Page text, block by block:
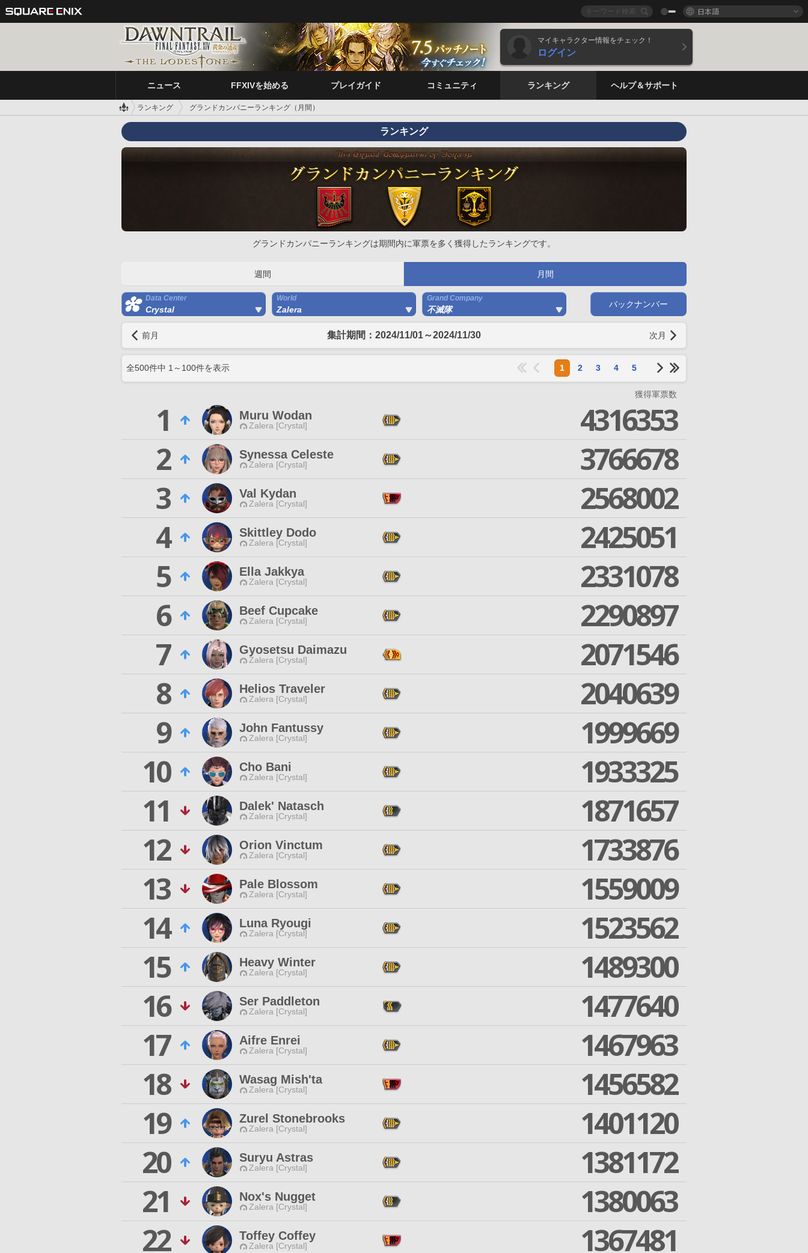
日本語
マイキャラクター情報をチェック！
ログイン
ニュース FFXIVを始める プレイガイド コミュニティ ランキング ヘルプ＆サポート
ランキング グランドカンパニーランキング（月間）
ランキング
グランドカンパニーランキングは期間内に軍票を多く獲得したランキングです。
週間 月間
Data Center
Crystal
World
Zalera
Grand Company
不滅隊
バックナンバー
前月 集計期間：2024/11/01～2024/11/30 次月
全500件中 1 ～ 100件を表示 1 2 3 4 5
獲得軍票数
1 Muru Wodan
Zalera [Crystal]
4316353
2
Synessa Celeste
Zalera [Crystal]
3766678
3
Val Kydan
Zalera [Crystal]
2568002
4
Skittley Dodo
Zalera [Crystal]
2425051
5
Ella Jakkya
Zalera [Crystal]
2331078
6
Beef Cupcake
Zalera [Crystal]
2290897
7
Gyosetsu Daimazu
Zalera [Crystal]
2071546
8
Helios Traveler
Zalera [Crystal]
2040639
9
John Fantussy
Zalera [Crystal]
1999669
10
Cho Bani
Zalera [Crystal]
1933325
11
Dalek' Natasch
Zalera [Crystal]
1871657
12
Orion Vinctum
Zalera [Crystal]
1733876
13
Pale Blossom
Zalera [Crystal]
1559009
14
Luna Ryougi
Zalera [Crystal]
1523562
15
Heavy Winter
Zalera [Crystal]
1489300
16
Ser Paddleton
Zalera [Crystal]
1477640
17
Aifre Enrei
Zalera [Crystal]
1467963
18
Wasag Mish'ta
Zalera [Crystal]
1456582
19
Zurel Stonebrooks
Zalera [Crystal]
1401120
20
Suryu Astras
Zalera [Crystal]
1381172
21
Nox's Nugget
Zalera [Crystal]
1380063
22
Toffey Coffey
Zalera [Crystal]
1367481